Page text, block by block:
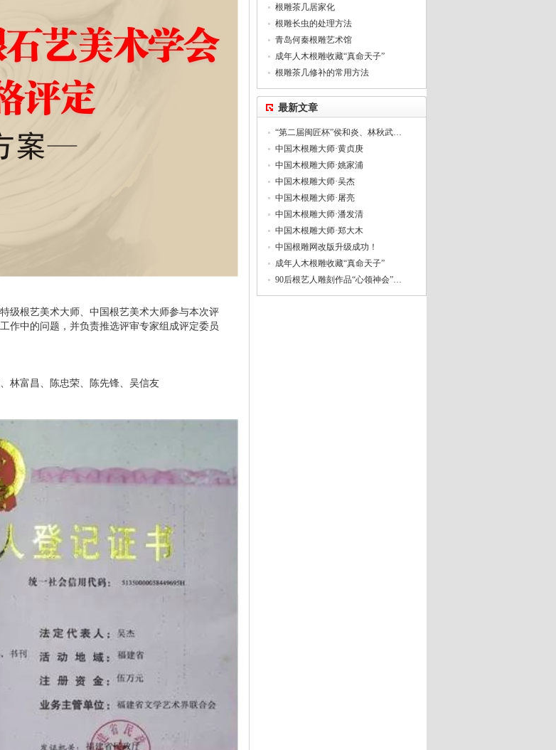
级根艺美术大师、中国根艺美术大师参与本次评
作中的问题，并负责推选评审专家组成评定委员
林富昌、陈忠荣、陈先锋、吴信友
根雕茶几居家化
根雕长虫的处理方法
青岛何秦根雕艺术馆
成年人木根雕收藏“真命天子”
根雕茶几修补的常用方法
最新文章
“第二届闽匠杯”侯和炎、林秋武…
中国木根雕大师·黄贞庚
中国木根雕大师·姚家浦
中国木根雕大师·吴杰
中国木根雕大师·屠亮
中国木根雕大师·潘发清
中国木根雕大师·郑大木
中国根雕网改版升级成功！
成年人木根雕收藏“真命天子”
90后根艺人雕刻作品“心领神会”…